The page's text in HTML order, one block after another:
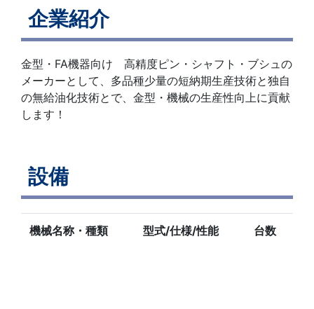
企業紹介
金型・FA機器向け 高精度ピン・シャフト・ブシュの
メーカーとして、多品種少量の短納期生産技術と独自
の無給油化技術とで、金型・機械の生産性向上に貢献
します！
設備
機械名称・種類 型式/仕様/性能 台数